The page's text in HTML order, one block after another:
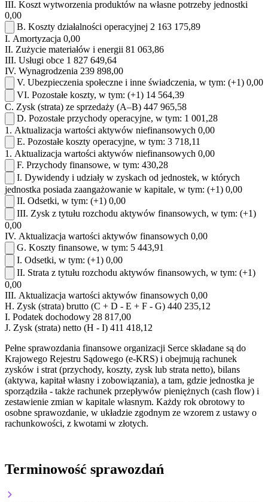
III. Koszt wytworzenia produktów na własne potrzeby jednostki
0,00
B. Koszty działalności operacyjnej 2 163 175,89
I. Amortyzacja 0,00
II. Zużycie materiałów i energii 81 063,86
III. Usługi obce 1 827 649,64
IV. Wynagrodzenia 239 898,00
V. Ubezpieczenia społeczne i inne świadczenia, w tym: (+1) 0,00
VI. Pozostałe koszty, w tym: (+1) 14 564,39
C. Zysk (strata) ze sprzedaży (A–B) 447 965,58
D. Pozostałe przychody operacyjne, w tym: 1 001,28
1. Aktualizacja wartości aktywów niefinansowych 0,00
E. Pozostałe koszty operacyjne, w tym: 3 718,11
1. Aktualizacja wartości aktywów niefinansowych 0,00
F. Przychody finansowe, w tym: 430,28
I. Dywidendy i udziały w zyskach od jednostek, w których
jednostka posiada zaangażowanie w kapitale, w tym: (+1) 0,00
II. Odsetki, w tym: (+1) 0,00
III. Zysk z tytułu rozchodu aktywów finansowych, w tym: (+1)
0,00
IV. Aktualizacja wartości aktywów finansowych 0,00
G. Koszty finansowe, w tym: 5 443,91
I. Odsetki, w tym: (+1) 0,00
II. Strata z tytułu rozchodu aktywów finansowych, w tym: (+1)
0,00
III. Aktualizacja wartości aktywów finansowych 0,00
H. Zysk (strata) brutto (C + D - E + F - G) 440 235,12
I. Podatek dochodowy 28 817,00
J. Zysk (strata) netto (H - I) 411 418,12
Pełne sprawozdania finansowe organizacji Serce składane są do
Krajowego Rejestru Sądowego (e-KRS) i obejmują rachunek
zysków i strat (przychody, koszty, zysk lub strata netto), bilans
(aktywa, kapitał własny i zobowiązania), a tam, gdzie jednostka je
sporządziła - także rachunek przepływów pieniężnych (cash flow) i
zestawienie zmian w kapitale własnym. Każdy rok obrotowy to
osobne sprawozdanie, w układzie zgodnym ze wzorem z ustawy o
rachunkowości, z kwotami w złotych.
Terminowość sprawozdań